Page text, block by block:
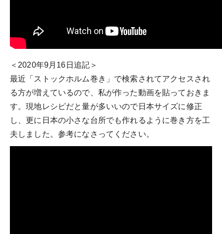
＜2020年9月16日追記＞
最近「ストックホルム巻き」で検索されてアクセスされ
る方が増えているので、私が作った動画を貼っておきま
す。現地レシピだと量が多いいので日本サイズに修正
し、更に日本の小さな台所でも作れるように巻き方を工
夫しました。参考になさってください。